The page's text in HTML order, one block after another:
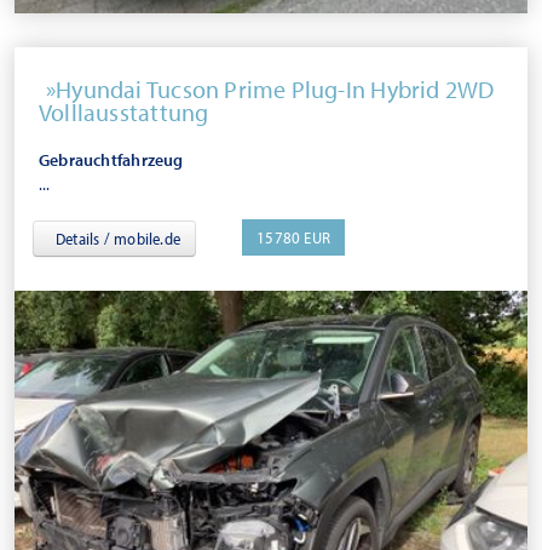
Hyundai Tucson Prime Plug-In Hybrid 2WD
Volllausstattung
Gebrauchtfahrzeug
...
Details / mobile.de 15780 EUR